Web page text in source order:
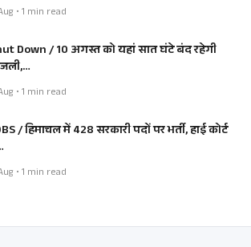
• 1 min read
Down / 10 अगस्त को यहां सात घंटे बंद रहेगी
• 1 min read
/ हिमाचल में 428 सरकारी पदों पर भर्ती, हाई कोर्ट
• 1 min read